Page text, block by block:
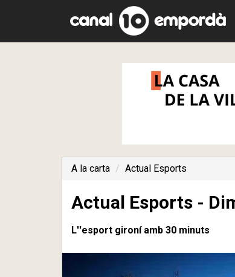
A la carta Actual Esports
Actual Esports -
L''esport gironí amb 30 minuts